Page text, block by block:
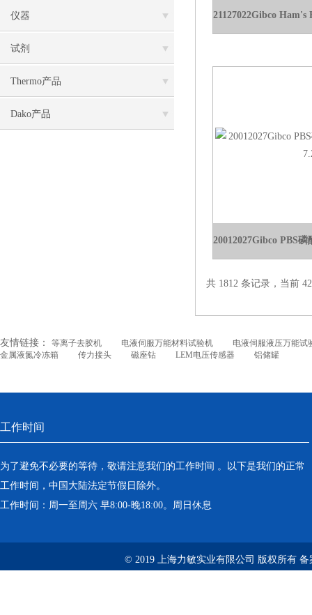
仪器
试剂
Thermo产品
Dako产品
20012027Gibco PBS
共 1812 条记录，当前
友情链接： 等离子去胶机 电液伺服万能材料试验机
电液伺服液压万能试
金属液氮冷冻箱
传力接头 磁座钻 LEM电压传感器 铝储罐
工作时间
为了避免不必要的等待，敬请注意我们的工作时间 。以下是我们的正常
工作时间，中国大陆法定节假日除外。
工作时间：周一至周六 早8:00-晚18:00。周日休息
© 2019 上海力敏实业有限公司 版权所有 备